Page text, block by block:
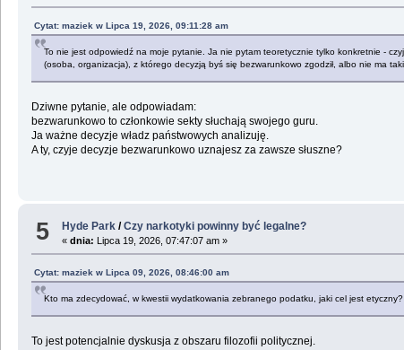
Cytat: maziek w Lipca 19, 2026, 09:11:28 am
To nie jest odpowiedź na moje pytanie. Ja nie pytam teoretycznie tylko konkretnie -
(osoba, organizacja), z którego decyzją byś się bezwarunkowo zgodził, albo nie ma
Dziwne pytanie, ale odpowiadam:
bezwarunkowo to członkowie sekty słuchają swojego guru.
Ja ważne decyzje władz państwowych analizuję.
A ty, czyje decyzje bezwarunkowo uznajesz za zawsze słuszne?
5 Hyde Park /Czy narkotyki powinny być legalne?
«dnia: Lipca 19, 2026, 07:47:07 am »
Cytat: maziek w Lipca 09, 2026, 08:46:00 am
Kto ma zdecydować, w kwestii wydatkowania zebranego podatku, jaki cel jest
To jest potencjalnie dyskusja z obszaru filozofii politycznej.